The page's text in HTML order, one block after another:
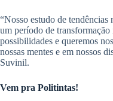
“Nosso estudo de
um período de transformação
possibilidades e queremos
nossas mentes e em nossos
Suvinil.
Vem pra Politintas!